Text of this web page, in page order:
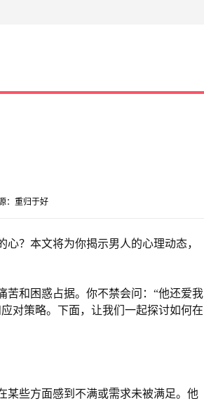
： 重归于好
？本文将为你揭示男人的心理动态，
苦和困惑占据。你不禁会问：“他还爱我
对策略。下面，让我们一起探讨如何在
某些方面感到不满或需求未被满足。他